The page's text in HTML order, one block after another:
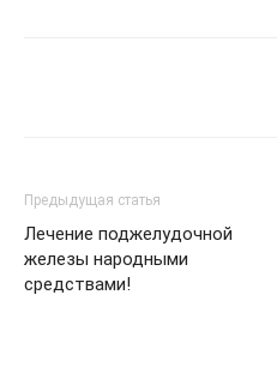
Предыдущая статья
Лечение поджелудочной
железы народными
средствами!